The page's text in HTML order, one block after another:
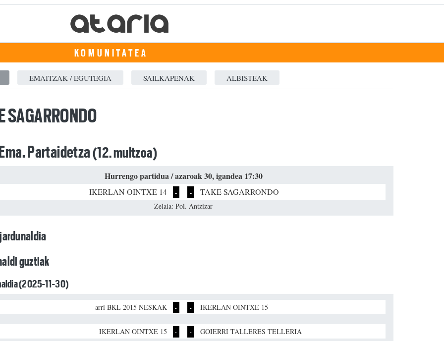
KOMUNITATEA
EMAITZAK / EGUTEGIA SAILKAPENAK ALBISTEAK
SAGARRONDO
Partaidetza(12. multzoa)
Hurrengo partidua / azaroak 30, igandea 17:30
IKERLAN OINTXE 14 - - TAKE SAGARRONDO
Zelaia: Pol. Antzizar
guztiak
(2025-11-30)
arri BKL 2015 NESKAK - - IKERLAN OINTXE 15
IKERLAN OINTXE 15 - - GOIERRI TALLERES TELLERIA